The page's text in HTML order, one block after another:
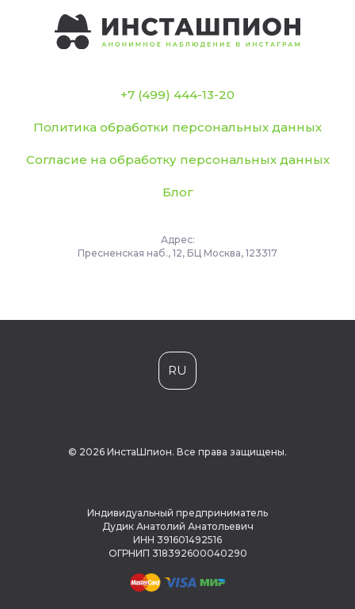
+7 (499) 444-13-20
Политика обработки персональных данных
Согласие на обработку персональных данных
Блог
Адрес:
Пресненская наб., 12, БЦ Москва, 123317
RU
© 2026 ИнстаШпион. Все права защищены.
Индивидуальный предприниматель
Дудик Анатолий Анатольевич
ИНН 391601492516
ОГРНИП 318392600040290